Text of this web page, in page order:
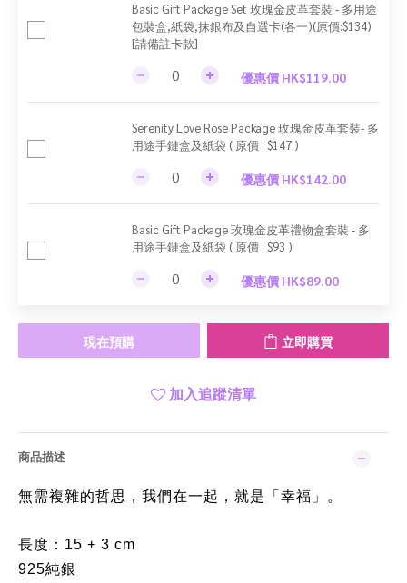
Basic Gift Package Set 玫瑰金皮革套裝 - 多用途
包裝盒,紙袋,抹銀布及自選卡(各一)(原價:$134)
[請備註卡款]
優惠價 HK$119.00
Serenity Love Rose Package 玫瑰金皮革套裝- 多
用途手鏈盒及紙袋 ( 原價 : $147 )
優惠價 HK$142.00
Basic Gift Package 玫瑰金皮革禮物盒套裝 - 多
用途手鏈盒及紙袋 ( 原價 : $93 )
優惠價 HK$89.00
現在預購 立即購買
加入追蹤清單
商品描述
無需複雜的哲思，我們在一起，就是「幸福」。
長度：15 + 3 cm
925純銀